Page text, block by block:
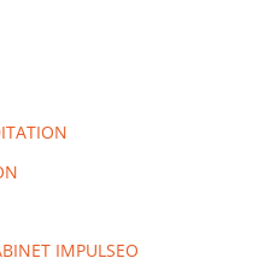
IMPULSEO